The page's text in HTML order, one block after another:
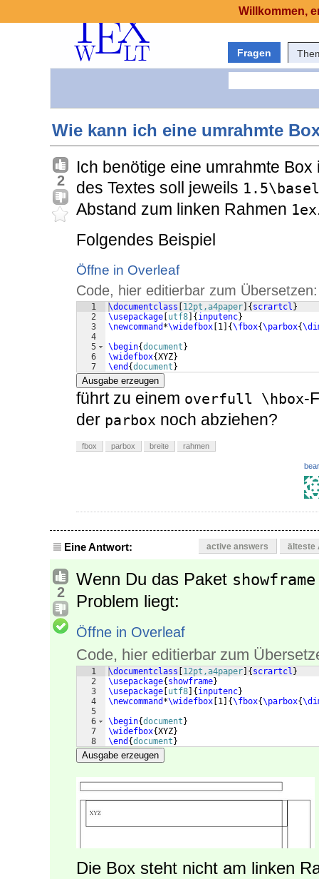
Fragen
Wie kann ich eine umrahmte
2
Ich benötige eine umrahmte
des Textes soll jeweils
Abstand zum linken Rahmen 1ex
Folgendes Beispiel
Öffne in Overleaf
Code, hier editierbar zum Übersetzen:
1
2
3
4
5
6
7
\documentclass 12pt,a4paper { scrartcl }
\usepackage utf8 { inputenc}
\newcommand *\widefbox 1 {\fbox{\parbox{
\begin{document }
\widefbox{XYZ}
\end {document }
Ausgabe erzeugen
führt zu einem overfull \hbox-
der parbox noch abziehen?
fbox parbox breite rahmen
Eine Antwort: active answers älteste
2
Wenn Du das Paket showframe
Problem liegt:
Öffne in Overleaf
Code, hier editierbar zum
1
2
3
4
5
6
7
8
\documentclass 12pt,a4paper { scrartcl }
\usepackage{ showframe}
\usepackage utf8 { inputenc}
\newcommand *\widefbox 1 {\fbox{\parbox{
\begin{document }
\widefbox{XYZ}
\end {document }
Ausgabe erzeugen
Die Box steht nicht am linken
Willkommen,